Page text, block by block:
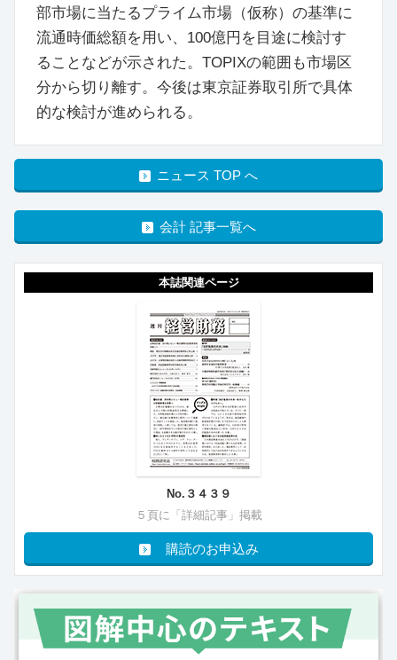
部市場に当たるプライム市場（仮称）の基準に
流通時価総額を用い、100億円を目途に検討す
ることなどが示された。TOPIXの範囲も市場区
分から切り離す。今後は東京証券取引所で具体
的な検討が進められる。
ニュース TOP へ
会計 記事一覧へ
本誌関連ページ
No.３４３９
５頁に「詳細記事」掲載
購読のお申込み